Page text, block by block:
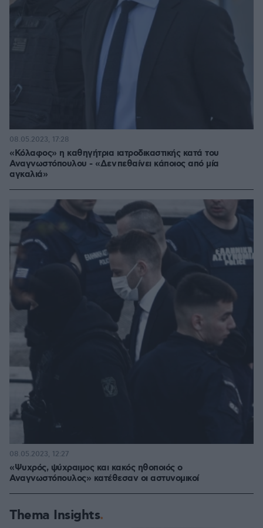
«Κόλαφος» η καθηγήτρια ιατροδικαστικής κατά του
Αναγνωστόπουλου - «Δεν πεθαίνει κάποιος από μία
αγκαλιά»
08.05.2023, 17:28
«Ψυχρός, ψύχραιμος και κακός ηθοποιός ο
Αναγνωστόπουλος» κατέθεσαν οι αστυνομικοί
08.05.2023, 12:27
Thema Insights